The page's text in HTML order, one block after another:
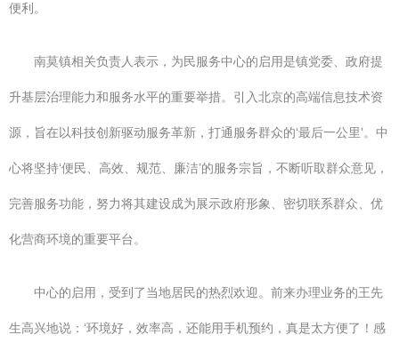
便利。
南莫镇相关负责人表示，为民服务中心的启用是镇党委、政府提
升基层治理能力和服务水平的重要举措。引入北京的高端信息技术资
源，旨在以科技创新驱动服务革新，打通服务群众的‘最后一公里’。中
心将坚持‘便民、高效、规范、廉洁’的服务宗旨，不断听取群众意见，
完善服务功能，努力将其建设成为展示政府形象、密切联系群众、优
化营商环境的重要平台。
中心的启用，受到了当地居民的热烈欢迎。前来办理业务的王先
生高兴地说：‘环境好，效率高，还能用手机预约，真是太方便了！感